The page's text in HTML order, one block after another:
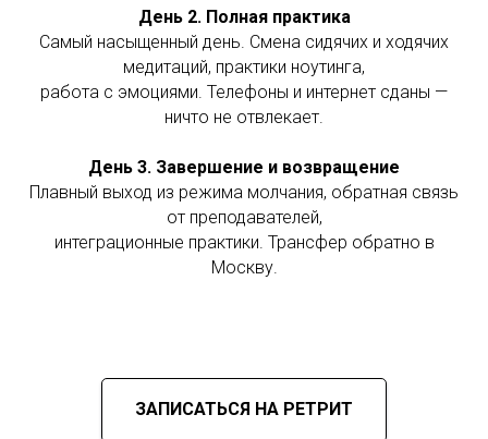
День 2. Полная практика
Самый насыщенный день. Смена сидячих и ходячих
медитаций, практики ноутинга,
работа с эмоциями. Телефоны и интернет сданы —
ничто не отвлекает.
День 3. Завершение и возвращение
Плавный выход из режима молчания, обратная связь
от преподавателей,
интеграционные практики. Трансфер обратно в
Москву.
ЗАПИСАТЬСЯ НА РЕТРИТ